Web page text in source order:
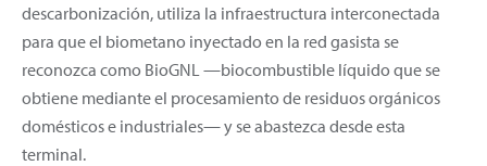
descarbonización, utiliza la infraestructura interconectada
para que el biometano inyectado en la red gasista se
reconozca como BioGNL —biocombustible líquido que se
obtiene mediante el procesamiento de residuos orgánicos
domésticos e industriales— y se abastezca desde esta
terminal.